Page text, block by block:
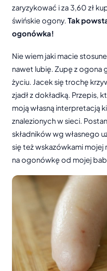
zaryzykować i za 3,60 zł
świńskie ogony. Tak
ogonówka!
Nie wiem jaki macie
nawet lubię. Zupę z ogona
życiu. Jacek się trochę
zjadł z dokładką. Przepis,
moją własną interpretacją
znalezionych w sieci.
składników wg własnego
się też wskazówkami mojej
na ogonówkę od mojej